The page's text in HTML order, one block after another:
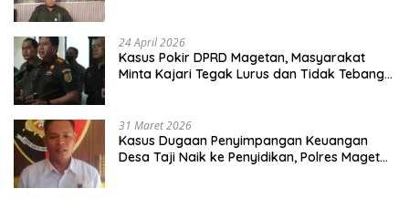
24 April 2026
Kasus Pokir DPRD Magetan, Masyarakat
Minta Kajari Tegak Lurus dan Tidak Tebang
31 Maret 2026
Kasus Dugaan Penyimpangan Keuangan
Desa Taji Naik ke Penyidikan, Polres Magetan